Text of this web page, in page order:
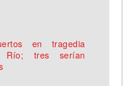
en tragedia
Río; tres serían